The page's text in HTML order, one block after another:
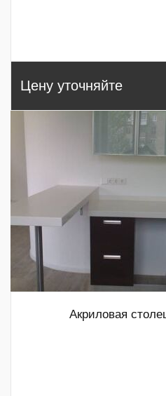
Цену уточняйте
Акриловая